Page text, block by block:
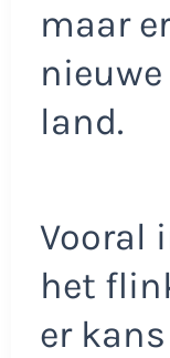
maar
land.
Vooral
het
er